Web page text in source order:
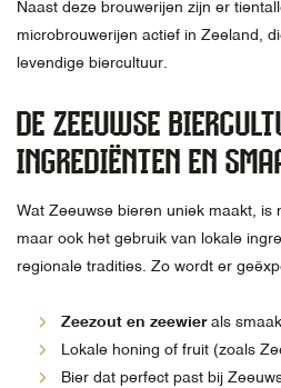
Naast deze brouwerijen zijn er
microbrouwerijen actief in Zeeland,
levendige biercultuur.
DE ZEEUWSE
INGREDIËNTEN EN
Wat Zeeuwse bieren uniek maakt, is
maar ook het gebruik van lokale
regionale tradities. Zo wordt er
Zeezout en zeewierals
Lokale honing of fruit (zoals
Bier dat perfect past bij